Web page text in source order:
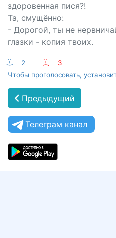
здоровенная пися?!
Та, смущённо:
- Дорогой, ты не
глазки - копия твоих.
:-) 2 :-(
3
Чтобы проголосовать,
Предыдущий
Телеграм канал